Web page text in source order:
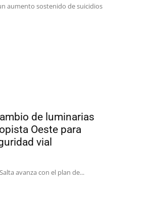
aumento sostenido de suicidios
de luminarias
Oeste para
vial
avanza con el plan de...